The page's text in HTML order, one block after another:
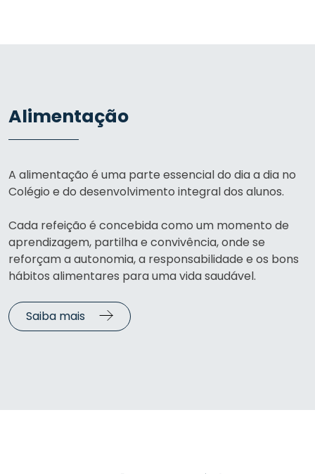
Alimentação
A alimentação é uma parte essencial do dia a dia no
Colégio e do desenvolvimento integral dos alunos.
Cada refeição é concebida como um momento de
aprendizagem, partilha e convivência, onde se
reforçam a autonomia, a responsabilidade e os bons
hábitos alimentares para uma vida saudável.
Saiba mais